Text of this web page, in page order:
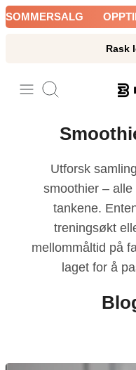
Hopp
til
SOMMERSALG
Rask
Søk
Utforsk
smoothier –
tankene.
treningsøkt
mellommåltid på
laget for å